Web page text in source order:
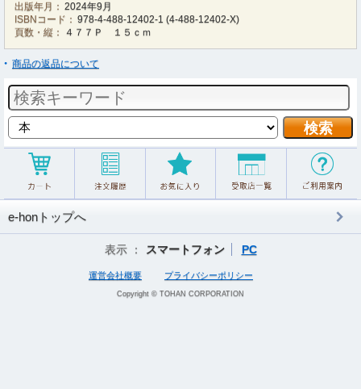
出版年月： 2024年9月
ISBNコード： 978-4-488-12402-1 (4-488-12402-X)
頁数・縦：
４７７Ｐ １５ｃｍ
商品の返品について
e-honトップへ
表示 ： スマートフォン PC
運営会社概要 プライバシーポリシー
Copyright © TOHAN CORPORATION